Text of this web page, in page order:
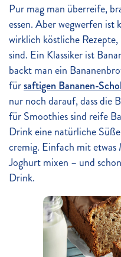
Pur mag man überreife,
essen. Aber wegwerfen
wirklich köstliche
sind. Ein Klassiker ist
backt man ein
fürsaftigen Bananen-
nur noch darauf, dass die
für Smoothies sind reife
Drink eine natürliche
cremig. Einfach mit
Joghurt mixen – und
Drink.